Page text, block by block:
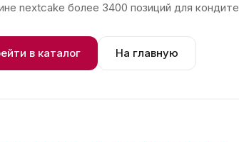
nextcake более 3400 позиций для
в каталог На главную